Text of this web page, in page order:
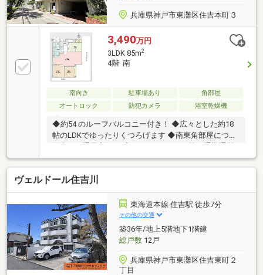
兵庫県神戸市東灘区住吉本町３
3,490万円
3LDK 85m2
4階 南
南向き 駐車場あり
角部屋
オートロック
防犯カメラ 浴室乾燥機
◆約54 のルーフバルコニー付き！ ◆広々とした約18
帖のLDKでゆったりくつろげます ◆南東角部屋につき
に便利です
ヴェルドール住吉川
東海道本線 住吉駅 徒歩7分
その他の交通
築36年/地上5階地下1階建
総戸数12戸
兵庫県神戸市東灘区住吉東町２
丁目